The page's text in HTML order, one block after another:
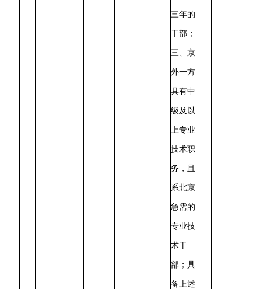
三年的
干部；
三、京
外一方
具有中
级及以
上专业
技术职
务，且
系北京
急需的
专业技
术干
部；具
备上述